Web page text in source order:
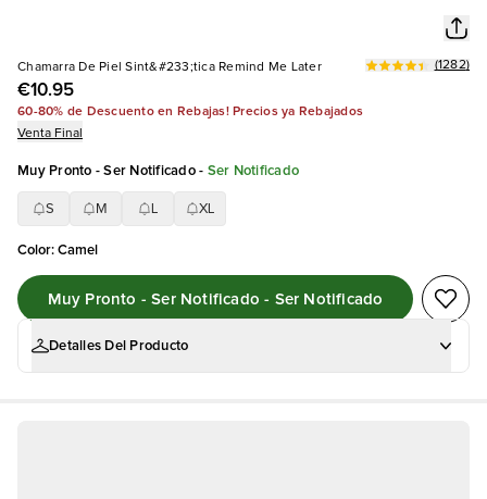
Chamarra De Piel Sint&#233;tica Remind Me Later
€10.95
(1282)
60-80% de Descuento en Rebajas! Precios ya Rebajados
Venta Final
Muy Pronto - Ser Notificado- Ser Notificado
S M XL
Color:Camel
Muy Pronto - Ser Notificado - Ser Notificado
Detalles Del Producto